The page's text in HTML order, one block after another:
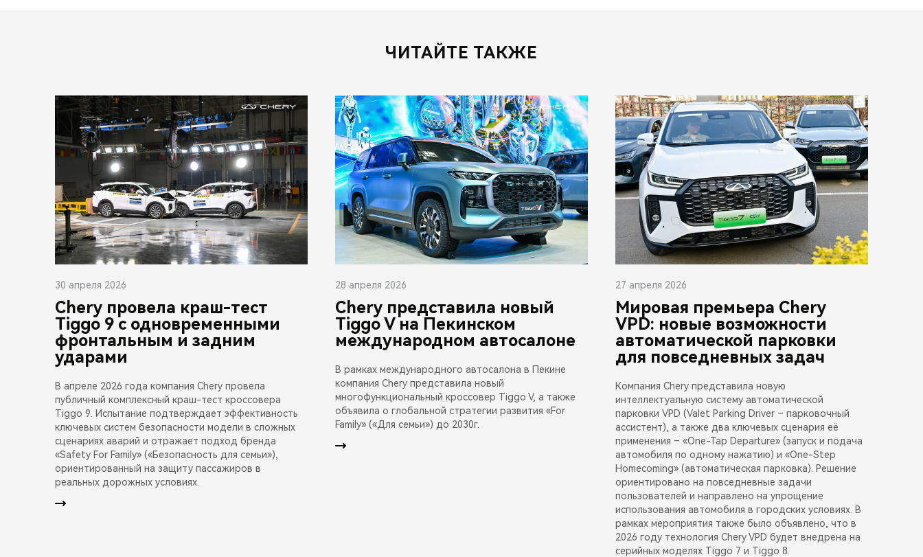
ЧИТАЙТЕ ТАКЖЕ
30 апреля 2026
Chery провела краш-тест
Tiggo 9 с одновременными
фронтальным и задним
ударами
В апреле 2026 года компания Chery провела
публичный комплексный краш-тест кроссовера
Tiggo 9. Испытание подтверждает эффективность
ключевых систем безопасности модели в сложных
сценариях аварий и отражает подход бренда
«Safety For Family» («Безопасность для семьи»),
ориентированный на защиту пассажиров в
реальных дорожных условиях.
28 апреля 2026
Chery представила новый
Tiggo V на Пекинском
международном автосалоне
В рамках международного автосалона в Пекине
компания Chery представила новый
многофункциональный кроссовер Tiggo V, а также
объявила о глобальной стратегии развития «For
Family» («Для семьи») до 2030г.
27 апреля 2026
Мировая премьера Chery
VPD: новые возможности
автоматической парковки
для повседневных задач
Компания Chery представила новую
интеллектуальную систему автоматической
парковки VPD (Valet Parking Driver – парковочный
ассистент), а также два ключевых сценария её
применения – «One-Tap Departure» (запуск и подача
автомобиля по одному нажатию) и «One-Step
Homecoming» (автоматическая парковка). Решение
ориентировано на повседневные задачи
пользователей и направлено на упрощение
использования автомобиля в городских условиях. В
рамках мероприятия также было объявлено, что в
2026 году технология Chery VPD будет внедрена на
серийных моделях Tiggo 7 и Tiggo 8.